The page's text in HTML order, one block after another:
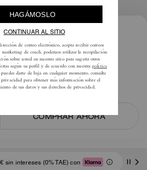
De Placa De
COMPRAR AHORA
sin intereses (0% TAE) con